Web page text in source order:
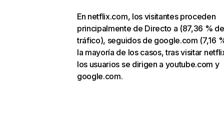
En netflix.com, los visitantes proceden
principalmente de Directo a (87,36 % de
tráfico), seguidos de google.com (7,16
la mayoría de los casos, tras visitar
los usuarios se dirigen a youtube.com y
google.com.